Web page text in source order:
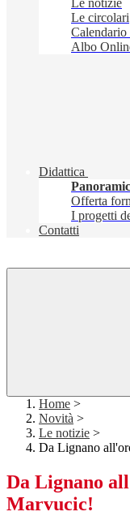
Le notizie
Le circolari
Calendario
Albo
Didattica
Offerta
I progetti
Contatti
Home >
Novità >
Le notizie >
Da Lignano
Da Lignano
Marvucic!